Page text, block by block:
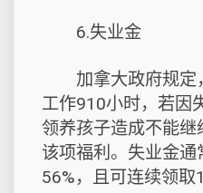
6.失业金
加拿大政府规定
工作910小时，若因
领养孩子造成不能
该项福利。失业金
56%，且可连续领取